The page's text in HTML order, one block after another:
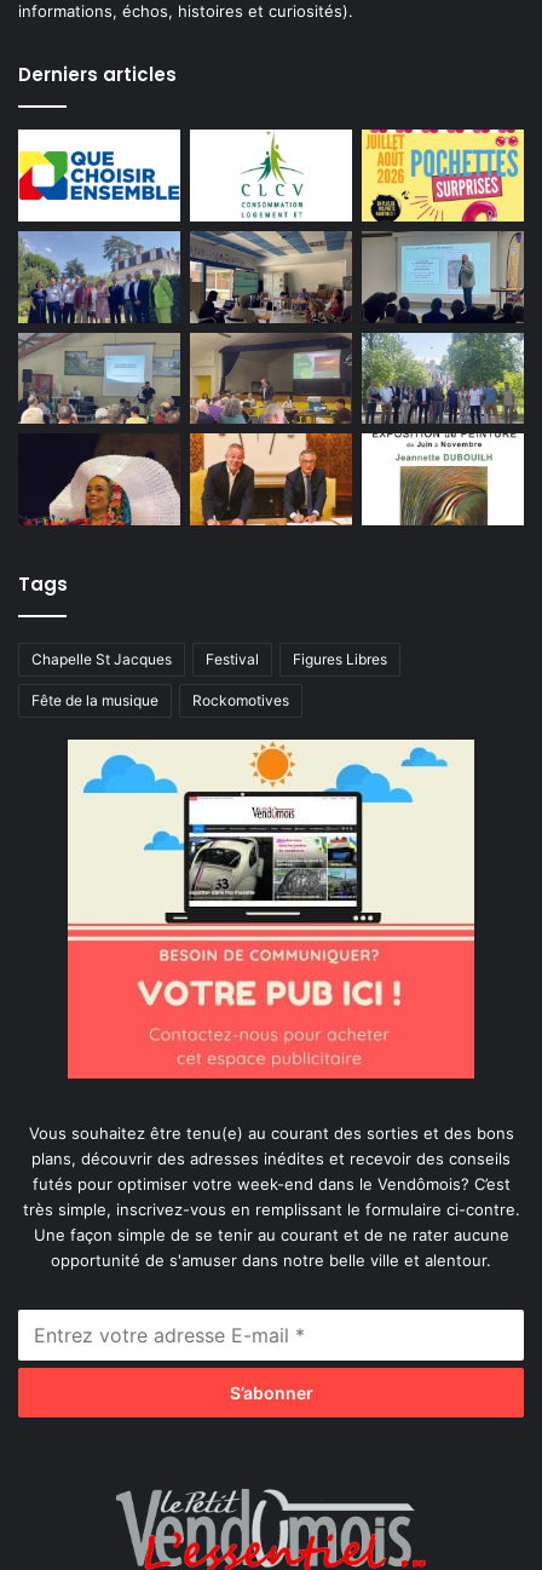
informations, échos, histoires et curiosités).
Derniers articles
Tags
Chapelle St Jacques Festival Figures Libres
Fête de la musique Rockomotives
Vous souhaitez être tenu(e) au courant des sorties et des bons
plans, découvrir des adresses inédites et recevoir des conseils
futés pour optimiser votre week-end dans le Vendômois? C’est
très simple, inscrivez-vous en remplissant le formulaire ci-contre.
Une façon simple de se tenir au courant et de ne rater aucune
opportunité de s'amuser dans notre belle ville et alentour.